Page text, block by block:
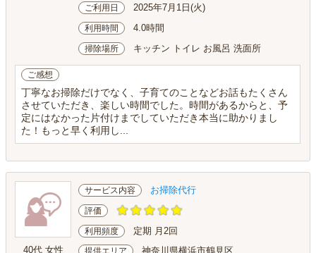
ご利用日 2025年7月1日(火)
利用時間 4.0時間
掃除場所 キッチン トイレ お風呂 洗面所
ご感想
丁寧なお掃除だけでなく、子育てのことなどお話もたくさん
させていただき、楽しい時間でした。時間があるからと、予
定にはなかった片付けまでしていただき本当に助かりまし
た！もっと早く利用し...
40代 女性
サービス内容 お掃除代行
評価
利用頻度 定期 月2回
神奈川県横浜市鶴見区